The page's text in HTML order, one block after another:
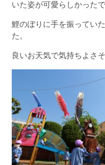
いた姿が可愛らしかったで
鯉のぼりに手を振ってい
た。
良いお天気で気持ちよさ